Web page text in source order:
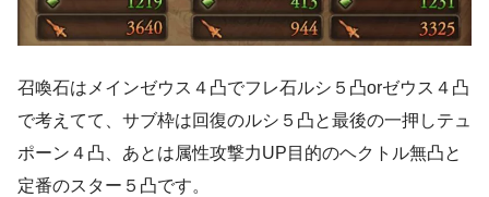
召喚石はメインゼウス４凸でフレ石ルシ５凸orゼウス４凸
で考えてて、サブ枠は回復のルシ５凸と最後の一押しテュ
ポーン４凸、あとは属性攻撃力UP目的のヘクトル無凸と
定番のスター５凸です。